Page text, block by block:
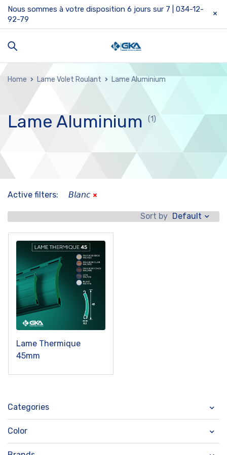
Nous sommes à votre disposition 6 jours sur 7 | 034-12-
92-79
Home Lame Volet Roulant Lame Aluminium
Lame Aluminium (1)
Categories
Color
Active filters: 𝘉𝘭𝘢𝘯𝘤
Sort by Default
Lame Thermique
45mm